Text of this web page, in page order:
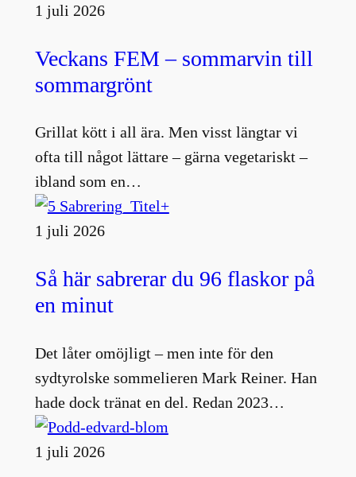
1 juli 2026
Veckans FEM – sommarvin till
sommargrönt
Grillat kött i all ära. Men visst längtar vi
ofta till något lättare – gärna vegetariskt –
ibland som en…
1 juli 2026
Så här sabrerar du 96 flaskor på
en minut
Det låter omöjligt – men inte för den
sydtyrolske sommelieren Mark Reiner. Han
hade dock tränat en del. Redan 2023…
1 juli 2026